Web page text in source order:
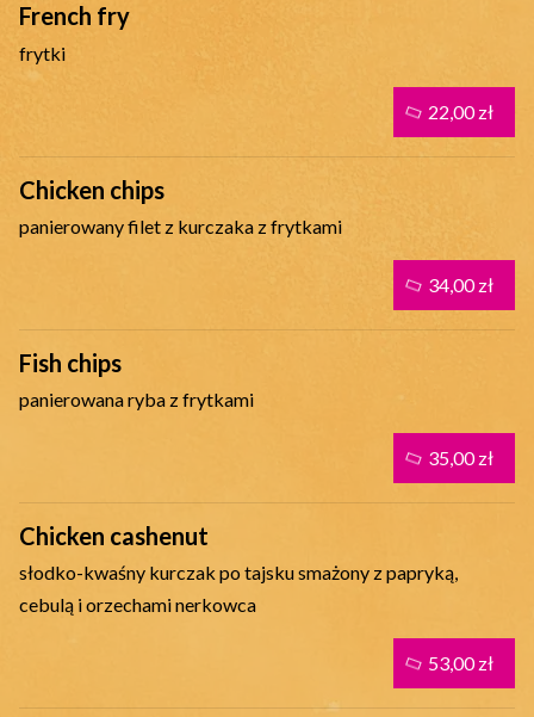
French fry
frytki
Chicken chips
panierowany filet z kurczaka z frytkami
Fish chips
panierowana ryba z frytkami
Chicken cashenut
słodko-kwaśny kurczak po tajsku smażony z papryką,
cebulą i orzechami nerkowca